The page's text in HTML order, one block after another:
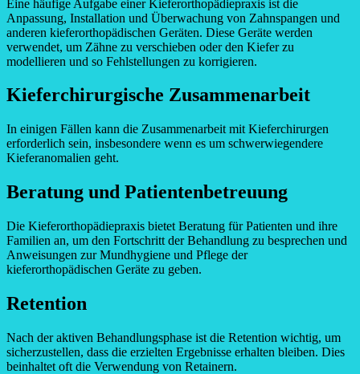
Eine häufige Aufgabe einer Kieferorthopädiepraxis ist die
Anpassung, Installation und Überwachung von Zahnspangen und
anderen kieferorthopädischen Geräten. Diese Geräte werden
verwendet, um Zähne zu verschieben oder den Kiefer zu
modellieren und so Fehlstellungen zu korrigieren.
Kieferchirurgische Zusammenarbeit
In einigen Fällen kann die Zusammenarbeit mit Kieferchirurgen
erforderlich sein, insbesondere wenn es um schwerwiegendere
Kieferanomalien geht.
Beratung und Patientenbetreuung
Die Kieferorthopädiepraxis bietet Beratung für Patienten und ihre
Familien an, um den Fortschritt der Behandlung zu besprechen und
Anweisungen zur Mundhygiene und Pflege der
kieferorthopädischen Geräte zu geben.
Retention
Nach der aktiven Behandlungsphase ist die Retention wichtig, um
sicherzustellen, dass die erzielten Ergebnisse erhalten bleiben. Dies
beinhaltet oft die Verwendung von Retainern.